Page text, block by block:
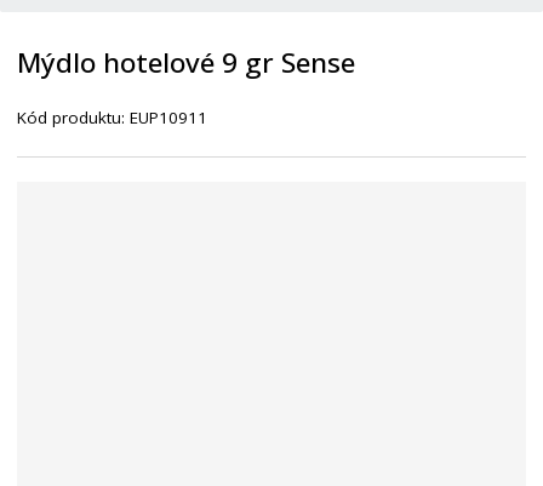
í
t
Mýdlo hotelové 9 gr Sense
Kód produktu:EUP10911